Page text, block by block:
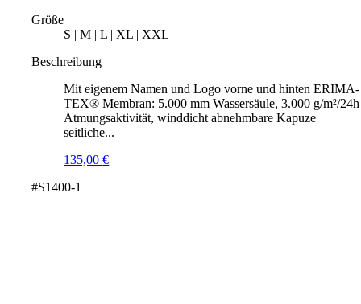
Größe
S | M | L | XL | XXL
Beschreibung
Mit eigenem Namen und Logo vorne und hinten ERIMA-
TEX® Membran: 5.000 mm Wassersäule, 3.000 g/m²/24h
Atmungsaktivität, winddicht abnehmbare Kapuze
seitliche...
135,00€
#S1400-1